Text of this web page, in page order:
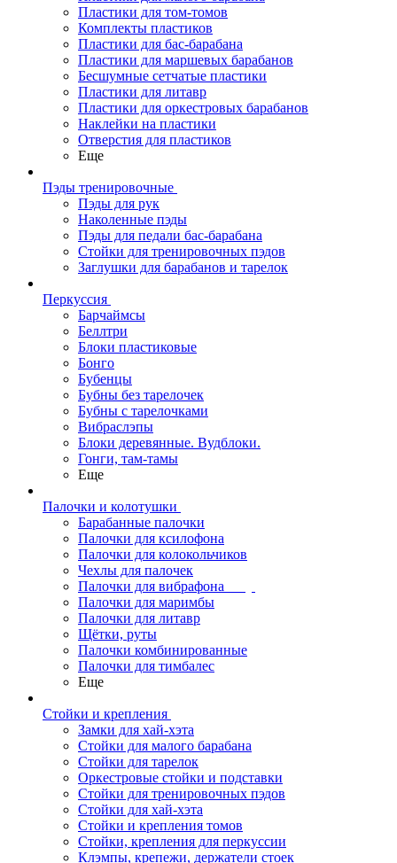
Пластики для том-томов
Комплекты пластиков
Пластики для бас-барабана
Пластики для маршевых барабанов
Бесшумные сетчатые пластики
Пластики для литавр
Пластики для оркестровых барабанов
Наклейки на пластики
Отверстия для пластиков
Еще
Пэды тренировочные
Пэды для рук
Наколенные пэды
Пэды для педали бас-барабана
Стойки для тренировочных пэдов
Заглушки для барабанов и тарелок
Перкуссия
Барчаймсы
Беллтри
Блоки пластиковые
Бонго
Бубенцы
Бубны без тарелочек
Бубны с тарелочками
Вибраслэпы
Блоки деревянные. Вудблоки.
Гонги, там-тамы
Еще
Палочки и колотушки
Барабанные палочки
Палочки для ксилофона
Палочки для колокольчиков
Чехлы для палочек
Палочки для вибрафона
Палочки для маримбы
Палочки для литавр
Щётки, руты
Палочки комбинированные
Палочки для тимбалес
Еще
Стойки и крепления
Замки для хай-хэта
Стойки для малого барабана
Стойки для тарелок
Оркестровые стойки и подставки
Стойки для тренировочных пэдов
Стойки для хай-хэта
Стойки и крепления томов
Стойки, крепления для перкуссии
Клэмпы, крепежи, держатели стоек